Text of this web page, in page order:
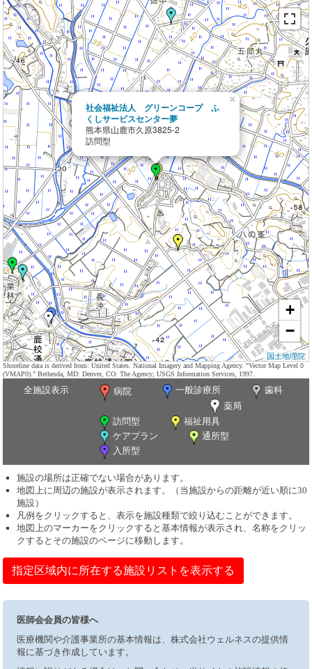
社会福祉法人 グリーンコープ ふ
くしサービスセンター夢
熊本県山鹿市久原3825-2
訪問型
×
+
−
国土地理院
Shoreline data is derived from: United States. National Imagery and Mapping Agency. "Vector Map Level 0
(VMAP0)." Bethesda, MD: Denver, CO: The Agency; USGS Information Services, 1997.
全施設表示 病院 一般診療所
歯科
薬局
訪問型
福祉用具
ケアプラン
通所型
入所型
施設の場所は正確でない場合があります。
地図上に周辺の施設が表示されます。（当施設からの距離が近い順に30
施設）
凡例をクリックすると、表示を施設種類で絞り込むことができます。
地図上のマーカーをクリックすると基本情報が表示され、名称をクリッ
クするとその施設のページに移動します。
指定区域内に所在する施設リストを表示する
医師会会員の皆様へ
医療機関や介護事業所の基本情報は、株式会社ウェルネスの提供情
報に基づき作成しています。